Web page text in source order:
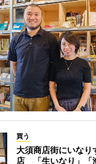
買う
大須商店街にいなり
店 「生いなり」「